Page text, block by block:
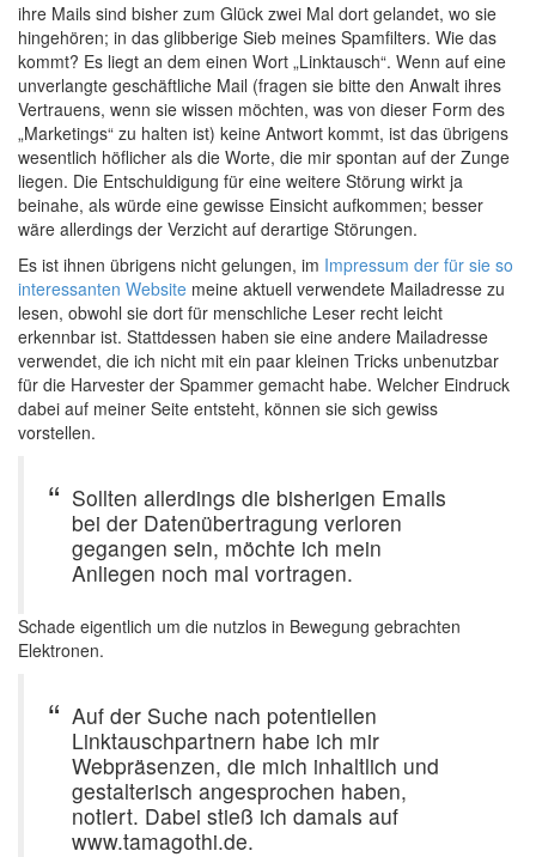
ihre Mails sind bisher zum Glück zwei Mal dort gelandet, wo sie
hingehören; in das glibberige Sieb meines Spamfilters. Wie das
kommt? Es liegt an dem einen Wort „Linktausch“. Wenn auf eine
unverlangte geschäftliche Mail (fragen sie bitte den Anwalt ihres
Vertrauens, wenn sie wissen möchten, was von dieser Form des
„Marketings“ zu halten ist) keine Antwort kommt, ist das übrigens
wesentlich höflicher als die Worte, die mir spontan auf der Zunge
liegen. Die Entschuldigung für eine weitere Störung wirkt ja
beinahe, als würde eine gewisse Einsicht aufkommen; besser
wäre allerdings der Verzicht auf derartige Störungen.
Es ist ihnen übrigens nicht gelungen, im Impressum der für sie so
interessanten Website meine aktuell verwendete Mailadresse zu
lesen, obwohl sie dort für menschliche Leser recht leicht
erkennbar ist. Stattdessen haben sie eine andere Mailadresse
verwendet, die ich nicht mit ein paar kleinen Tricks unbenutzbar
für die Harvester der Spammer gemacht habe. Welcher Eindruck
dabei auf meiner Seite entsteht, können sie sich gewiss
vorstellen.
Sollten allerdings die bisherigen Emails
bei der Datenübertragung verloren
gegangen sein, möchte ich mein
Anliegen noch mal vortragen.
Schade eigentlich um die nutzlos in Bewegung gebrachten
Elektronen.
Auf der Suche nach potentiellen
Linktauschpartnern habe ich mir
Webpräsenzen, die mich inhaltlich und
gestalterisch angesprochen haben,
notiert. Dabei stieß ich damals auf
www.tamagothi.de.